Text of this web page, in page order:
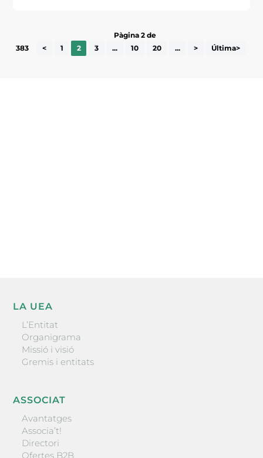
Pàgina 2 de
383
< 1 2 3 ... 10 20 ... > Última>
LA UEA
L’Entitat
Organigrama
Missió i visió
Gremis i entitats
ASSOCIAT
Avantatges
Associa’t!
Directori
Ofertes B2B